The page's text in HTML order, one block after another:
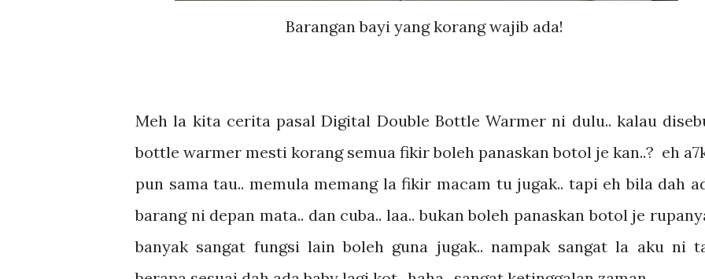
Barangan bayi yang korang wajib ada!
Meh la kita cerita pasal Digital Double Bottle Warmer ni dulu.. kalau
bottle warmer mesti korang semua fikir boleh panaskan botol je kan..? eh
pun sama tau.. memula memang la fikir macam tu jugak.. tapi eh bila dah
barang ni depan mata.. dan cuba.. laa.. bukan boleh panaskan botol je
banyak sangat fungsi lain boleh guna jugak.. nampak sangat la aku ni